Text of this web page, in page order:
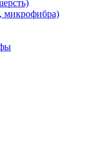
микрофибра)